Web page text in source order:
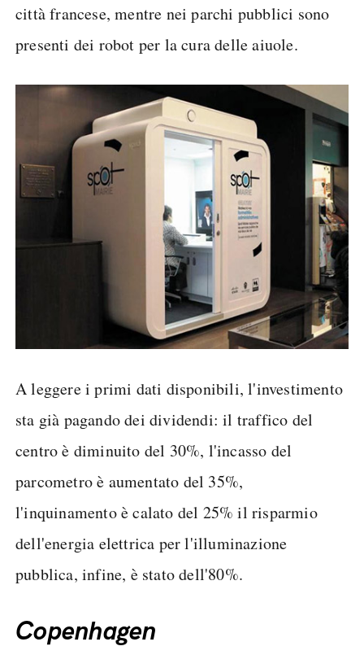
città francese, mentre nei parchi pubblici sono
presenti dei robot per la cura delle aiuole.
A leggere i primi dati disponibili, l'investimento
sta già pagando dei dividendi: il traffico del
centro è diminuito del 30%, l'incasso del
parcometro è aumentato del 35%,
l'inquinamento è calato del 25% il risparmio
dell'energia elettrica per l'illuminazione
pubblica, infine, è stato dell'80%.
Copenhagen